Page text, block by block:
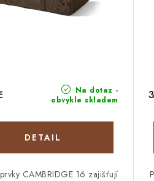
Na dotaz -
obvykle skladem
CAMBRIDGE 16 zajišťují